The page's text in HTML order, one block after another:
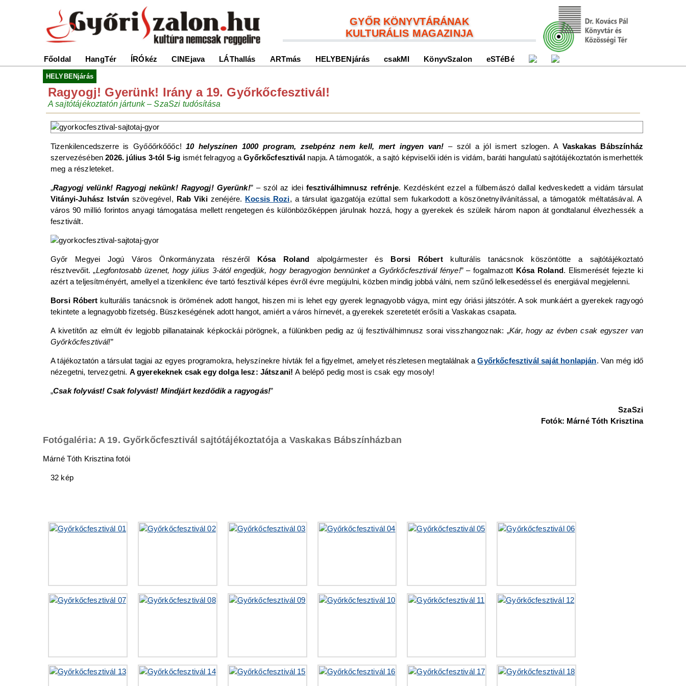
GYŐR KÖNYVTÁRÁNAK
KULTURÁLIS MAGAZINJA
Főoldal HangTér ÍRÓkéz CINEjava LÁThallás ARTmás HELYBENjárás csakMI KönyvSzalon eSTéBé
HELYBENjárás
Ragyogj! Gyerünk! Irány a 19. Győrkőcfesztivál!
A sajtótájékoztatón jártunk – SzaSzi tudósítása
Tizenkilencedszerre is Győőőrkőőőc!10 helyszínen 1000 program, zsebpénz nem kell, mert ingyen van! – szól a jól ismert szlogen. A Vaskakas Bábszínház
szervezésében2026. július 3-tól 5-ig ismét felragyog aGyőrkőcfesztivál napja. A támogatók, a sajtó képviselői idén is vidám, baráti hangulatú sajtótájékoztatón ismerhették
meg a részleteket.
„Ragyogj velünk! Ragyogj nekünk! Ragyogj! Gyerünk!” – szól az idei fesztiválhimnusz refrénje. Kezdésként ezzel a fülbemászó dallal kedveskedett a vidám társulat
Vitányi-Juhász István szövegével, Rab Vikizenéjére. Kocsis Rozi, a társulat igazgatója ezúttal sem fukarkodott a köszönetnyilvánítással, a támogatók méltatásával. A
város 90 millió forintos anyagi támogatása mellett rengetegen és különbözőképpen járulnak hozzá, hogy a gyerekek és szüleik három napon át gondtalanul élvezhessék a
fesztivált.
Győr Megyei Jogú Város Önkormányzata részéről Kósa Roland alpolgármester és Borsi Róbertkulturális tanácsnok köszöntötte a sajtótájékoztató
résztvevőit. „Legfontosabb üzenet, hogy július 3-ától engedjük, hogy beragyogjon bennünket a Győrkőcfesztivál fénye!” – fogalmazott Kósa Roland. Elismerését fejezte ki
azért a teljesítményért, amellyel a tizenkilenc éve tartó fesztivál képes évről évre megújulni, közben mindig jobbá válni, nem szűnő lelkesedéssel és energiával megjelenni.
Borsi Róbert kulturális tanácsnok is örömének adott hangot, hiszen mi is lehet egy gyerek legnagyobb vágya, mint egy óriási játszótér. A sok munkáért a gyerekek ragyogó
tekintete a legnagyobb fizetség. Büszkeségének adott hangot, amiért a város hírnevét, a gyerekek szeretetét erősíti a Vaskakas csapata.
A kivetítőn az elmúlt év legjobb pillanatainak képkockái pörögnek, a fülünkben pedig az új fesztiválhimnusz sorai visszhangoznak: „Kár, hogy az évben csak egyszer van
Győrkőcfesztivál!”
A tájékoztatón a társulat tagjai az egyes programokra, helyszínekre hívták fel a figyelmet, amelyet részletesen megtalálnak aGyőrkőcfesztivál saját honlapján. Van még idő
nézegetni, tervezgetni. A gyerekeknek csak egy dolga lesz: Játszani!A belépő pedig most is csak egy mosoly!
„Csak folyvást! Csak folyvást! Mindjárt kezdődik a ragyogás!”
SzaSzi
Fotók: Márné Tóth Krisztina
Fotógaléria: A 19. Győrkőcfesztivál sajtótájékoztatója a Vaskakas Bábszínházban
Márné Tóth Krisztina fotói
32 kép